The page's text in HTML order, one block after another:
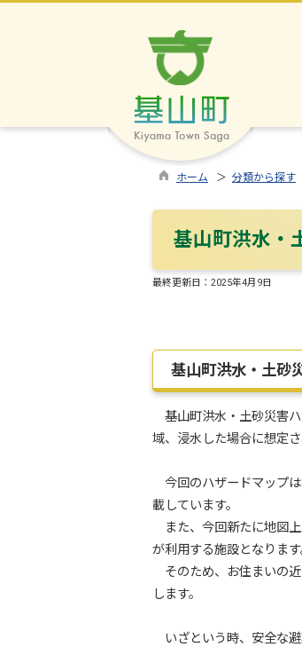
ホーム ＞ 分類から探す
基山町洪水・
最終更新日： 2025年4月9日
基山町洪水・土砂
基山町洪水・土砂災害
域、浸水した場合に想定
今回のハザードマップ
載しています。
また、今回新たに地図
が利用する施設となります
そのため、お住まいの
します。
いざという時、安全な避